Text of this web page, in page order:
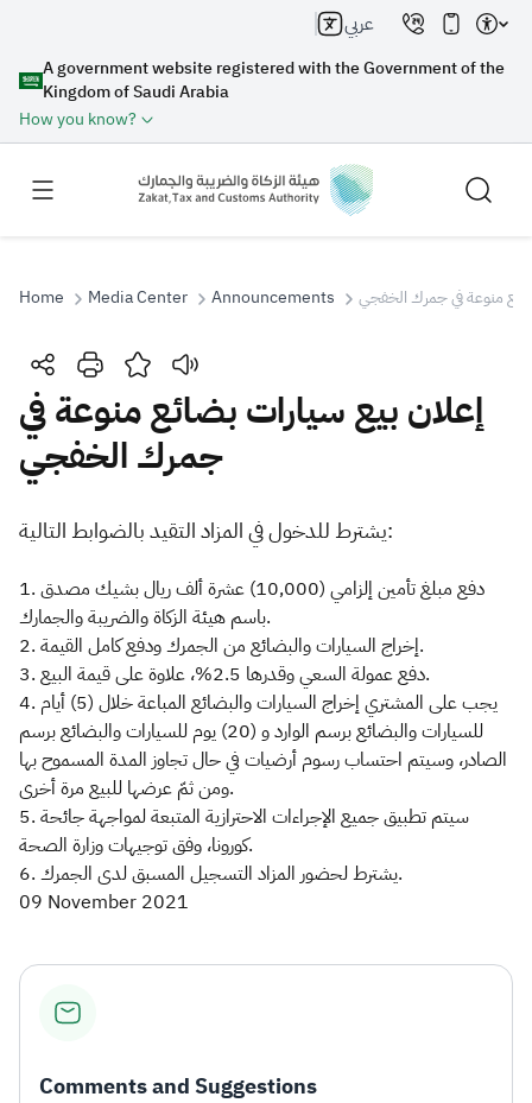
A government website registered with the Government of the
Kingdom of Saudi Arabia
How you know?
عربي
Search
Search
Suggestions
Zakat Customs VAT
Tax Declaration
Real Estate Transactions
Home Media Center Announcements منوعة في جمرك الخفجي
إعلان بيع سيارات بضائع منوعة في
جمرك الخفجي
​​يشترط للدخول في المزاد التقيد بالضوابط التالية:
1. دفع مبلغ تأمين إلزامي (10,000) عشرة ألف ريال بشيك مصدق
باسم هيئة الزكاة والضريبة والجمارك.
2. إخراج السيارات والبضائع من الجمرك ودفع كامل القيمة.
3. دفع عمولة السعي وقدرها 2.5%، علاوة على قيمة البيع.
4. يجب على المشتري إخراج السيارات والبضائع المباعة خلال (5) أيام
للسيارات والبضائع برسم الوارد و (20) يوم للسيارات والبضائع برسم
الصادر، وسيتم احتساب رسوم أرضيات في حال تجاوز المدة المسموح بها
ومن ثمّ عرضها للبيع مرة أخرى.
5. سيتم تطبيق جميع الإجراءات الاحترازية المتبعة لمواجهة جائحة
كورونا، وفق توجيهات وزارة الصحة.
6. يشترط لحضور المزاد التسجيل المسبق لدى الجمرك.
09 November 2021
Comments and Suggestions